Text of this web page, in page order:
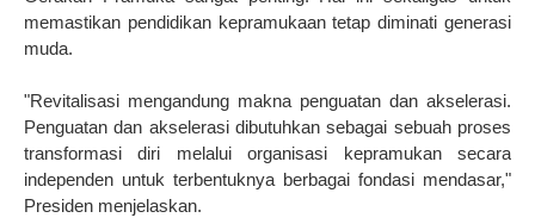
memastikan pendidikan kepramukaan tetap diminati generasi
muda.
"Revitalisasi mengandung makna penguatan dan akselerasi.
Penguatan dan akselerasi dibutuhkan sebagai sebuah proses
transformasi diri melalui organisasi kepramukan secara
independen untuk terbentuknya berbagai fondasi mendasar,"
Presiden menjelaskan.